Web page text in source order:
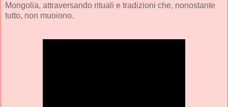
Mongolia, attraversando rituali e tradizioni che, nonostante
tutto, non muoiono.